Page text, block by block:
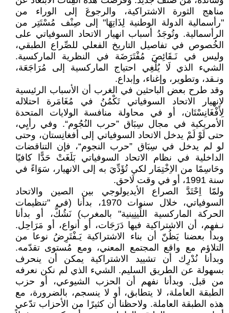
مناهج الثورة الاشتراكية، والرجوعَ إلى الوراء من
"رأسمالية الدولة الوطنية لِذَاتِهَا" إلى صِنْف مُسْتَتِر من
الرأسمالية. وتُوجَدُ أسباب انهيار الاتحاد السوفياتي على
الخُصوص في تفاصيل التاريخ الفعلي للصِّراع الطبقي،
وليس في نَـقَائِصَ مُفْتَرَضَة في النظرية الماركسية.
الشيء الذي لَا يُلْغِي احتياج الماركسية إلى مُرَاجَعَة،
ونـقد، وتطوير، وإغناء، وإبداع.
وقد طرح بعض الباحثين في الغرب أن الأسباب الرئيسية
لانهيار الاتحاد السوفياتي تَكْمُنُ في مُغَامَرة احتلاله
لِأَفْغَانِسْتَان، أو في محاولة منافسة الولايات المتحدة
الأمريكية في مجال سِبَاق ”حرب النُجُوم“. وفي رأيِي،
حتى لَوْ لَمْ يدخل الاتحاد السوفياتي إلى أفغانِستان، وحتى
لو لم يدخل في سِبَاق ”حرب النجوم“، فإن التناقضات
الداخلية في نظام الاتحاد السوفياتي بَلَغَتْ حَدًّا كافيًا
وحَاسِمًا من الاِخْتِمَار لكي تُؤَدِّيَ به إلى الانهيار، سَوَاءً في
سنة 1991، أو في وقت لَاحق.
ولمّا اِحْتَدَّ الصراع الأيديولوجي بين الصين والاتحاد
السوفياتي، خلال سنوات 1970، بدأنا (في "تنظيمات
الحركة الماركسية اللِّينِينية" بالمغرب) نَشُكُّ، أو بدأنا
نـفهم، أن الاشتراكية فيها دَرَجَات، أو أنواع، أو مَرَاحِل.
وبدأ بعضنا يَظُنّ أن بناء الاشتراكية يَـفْتَرِضُ نوعا من
التلاؤم مع واقع المجتمع المعني، ومع مُستوى تقدّمه.
وبدأنا نُدْرِك أن تشييد الاشتراكية يمكن أن ينحرف
بسهولة عن الطريق السليم. الشيء الذي لم نكن نعرفه
من قبل. وبدأنا نفهم أن الحزب الشيوعي، أو حزب
الطبقة العاملة، لا يتطابق، أو لا ينسجم، بالضرورة، مع
هذه الطبقة العاملة. ولاحظنا أن كثيرًا من الأحزاب تدّعي